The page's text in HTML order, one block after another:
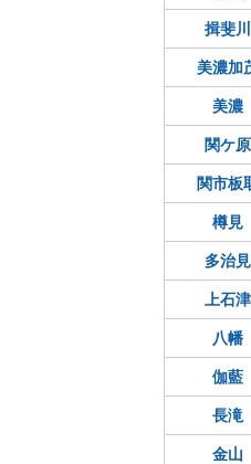
揖斐川
美濃加
美濃
関ケ原
関市板
樽見
多治見
上石津
八幡
伽藍
長滝
金山